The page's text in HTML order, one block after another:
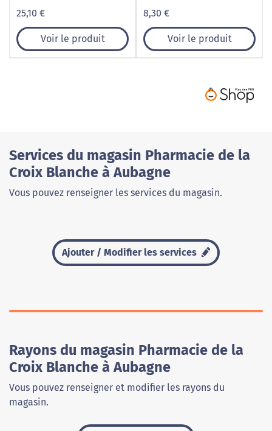
25,10 €
Voir le produit
8,30 €
Voir le produit
Services du magasin Pharmacie de la
Croix Blanche à Aubagne
Vous pouvez renseigner les services du magasin.
Ajouter / Modifier les services
Rayons du magasin Pharmacie de la
Croix Blanche à Aubagne
Vous pouvez renseigner et modifier les rayons du
magasin.